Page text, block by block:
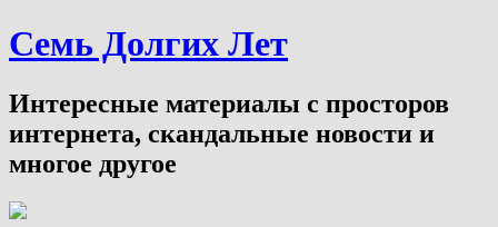
Семь Долгих Лет
Интересные материалы с просторов
интернета, скандальные новости и
многое другое